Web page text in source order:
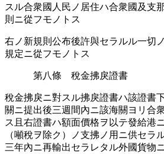
スル合衆國人民ノ居住ハ合衆國及支
則ニ從フモノトス
右ノ新規則公布後許與セラルル一切
規定ニ從フモノトス
第八條 稅金拂戾證書
稅金拂戾ニ對スル拂戾證書ハ該證書
關ニ提出後三週󠄁間內ニ該海關ヨリ合
ス且右證書ハ額面價格ヲ以テ發給港
（噸稅ヲ除ク）ノ支拂ノ用ニ供セラ
三年內ニ再輸出セラレタル外國貨物